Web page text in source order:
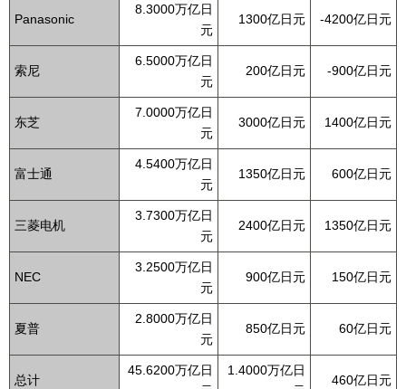
Panasonic
8.3000万亿日
元
1300亿日元 -4200亿日元
索尼
6.5000万亿日
元
200亿日元 -900亿日元
东芝
7.0000万亿日
元
3000亿日元 1400亿日元
富士通
4.5400万亿日
元
1350亿日元 600亿日元
三菱电机
3.7300万亿日
元
2400亿日元 1350亿日元
NEC
3.2500万亿日
元
900亿日元 150亿日元
夏普
2.8000万亿日
元
850亿日元 60亿日元
总计
45.6200万亿日
1.4000万亿日
460亿日元